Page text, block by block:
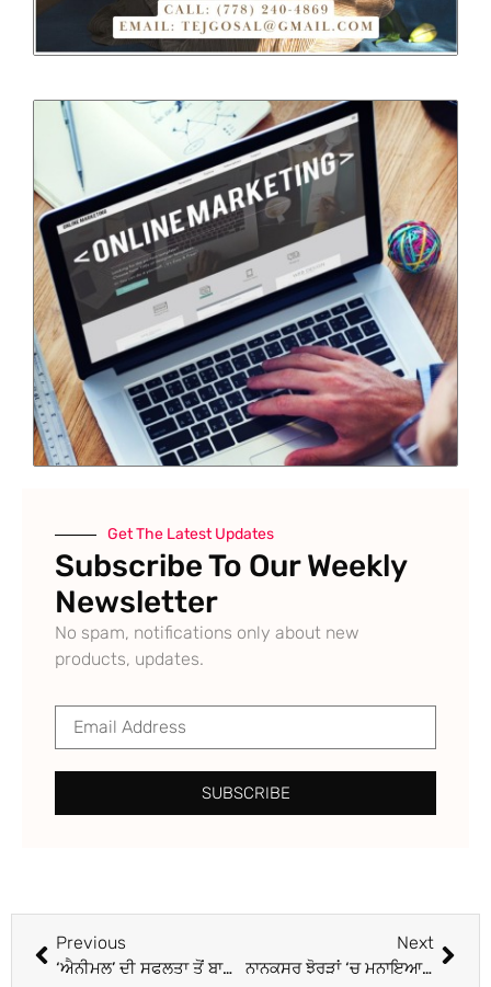
Get The Latest Updates
Subscribe To Our Weekly
Newsletter
No spam, notifications only about new
products, updates.
SUBSCRIBE
Previous
‘ਐਨੀਮਲ’ ਦੀ ਸਫਲਤਾ ਤੋਂ ਬਾਅਦ Ranbir Kapoor ਦਾ ਨਵਾਂ ਲੁੱਕ ਆਇਆ ਸਾਹਮਣੇ, ਮਾਂ ਨੀਤੂ ਨਾਲ ਏਅਰਪੋਰਟ ‘ਤੇ ਆਏ ਨਜ਼ਰ
Next
ਨਾਨਕਸਰ ਝੋਰੜਾਂ ‘ਚ ਮਨਾਇਆ ਮੱਸਿਆ ਦਾ ਦਿਹਾੜਾ